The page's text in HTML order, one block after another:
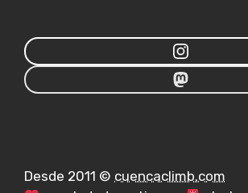
Desde 2011 © cuencaclimb.com